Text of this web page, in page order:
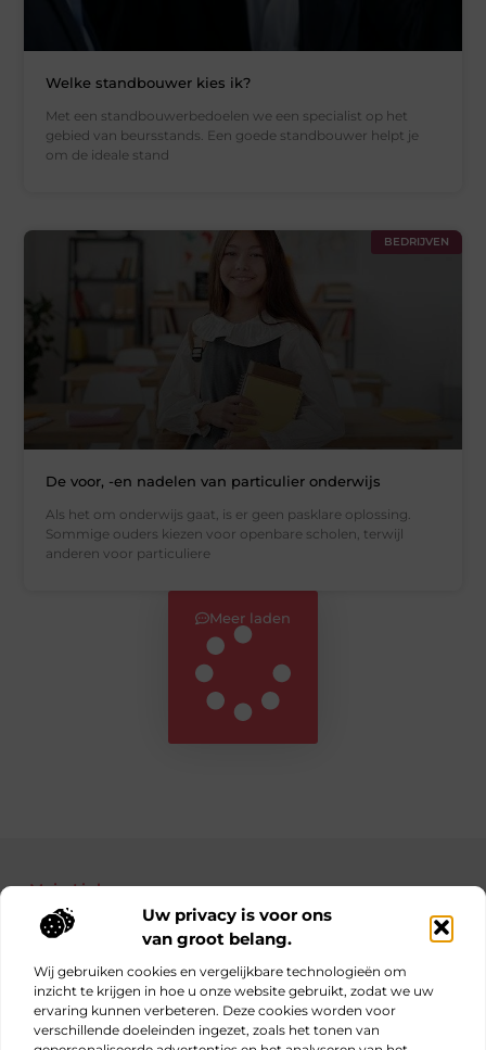
Uw privacy is voor ons
van groot belang.
Wij gebruiken cookies en vergelijkbare technologieën om
inzicht te krijgen in hoe u onze website gebruikt, zodat we uw
ervaring kunnen verbeteren. Deze cookies worden voor
verschillende doeleinden ingezet, zoals het tonen van
Welke standbouwer kies ik?
Met een standbouwerbedoelen we een specialist op het
gebied van beursstands. Een goede standbouwer helpt je
om de ideale stand
BEDRIJVEN
De voor, -en nadelen van particulier onderwijs
Als het om onderwijs gaat, is er geen pasklare oplossing.
Sommige ouders kiezen voor openbare scholen, terwijl
anderen voor particuliere
Meer laden
Main Links
Bekende Nederlanders
Elke dag iets nieuws op obs-beukenlaan.nl
Blogs vol inspiratie, inzichten en tips voor jouw dagelijks